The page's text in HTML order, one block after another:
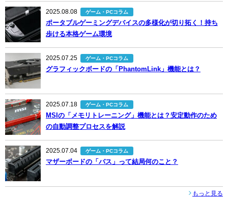
2025.08.08 ゲーム・PCコラム
ポータブルゲーミングデバイスの多様化が切り拓く！持ち
歩ける本格ゲーム環境
2025.07.25 ゲーム・PCコラム
グラフィックボードの「PhantomLink」機能とは？
2025.07.18 ゲーム・PCコラム
MSIの「メモリトレーニング」機能とは？安定動作のため
の自動調整プロセスを解説
2025.07.04 ゲーム・PCコラム
マザーボードの「バス」って結局何のこと？
もっと見る